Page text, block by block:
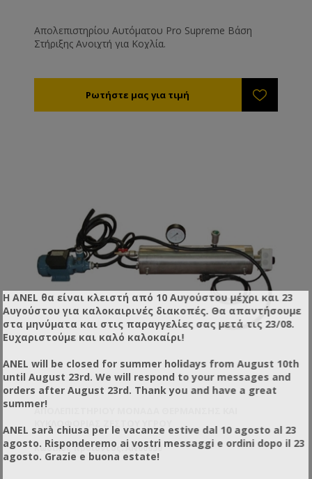
Απολεπιστηρίου Αυτόματου Pro Supreme Βάση
Στήριξης Ανοιχτή για Κοχλία.
ΑΠΟΛΕΠΙΣΤΗΡΊΟΥ ΜΟΝΆΔΑ ΘΈΡΜΑΝΣΗΣ ΚΑΙ
ΚΥΚΛΟΦΟΡΊΑΣ ΖΕΣΤΟΎ ΥΓΡΟΎ
Κωδικός προϊόντος: AN60050
Η ANEL θα είναι κλειστή από 10 Αυγούστου μέχρι και 23
Αυγούστου για καλοκαιρινές διακοπές. Θα απαντήσουμε
στα μηνύματα και στις παραγγελίες σας μετά τις 23/08.
Ευχαριστούμε και καλό καλοκαίρι!
ANEL will be closed for summer holidays from August 10th
until August 23rd. We will respond to your messages and
orders after August 23rd. Thank you and have a great
summer!
ANEL sarà chiusa per le vacanze estive dal 10 agosto al 23
agosto. Risponderemo ai vostri messaggi e ordini dopo il 23
agosto. Grazie e buona estate!